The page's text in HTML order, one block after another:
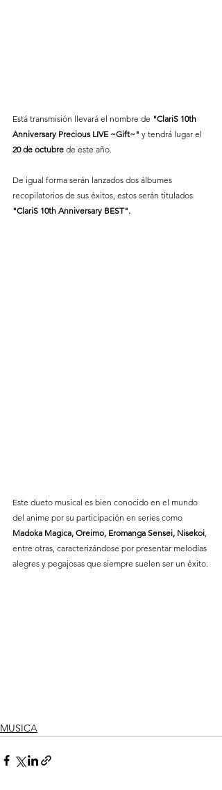
Está transmisión llevará el nombre de "ClariS 10th
Anniversary Precious LIVE ~Gift~" y tendrá lugar el
20 de octubre de este año.
De igual forma serán lanzados dos álbumes
recopilatorios de sus éxitos, estos serán titulados
"ClariS 10th Anniversary BEST".
Este dueto musical es bien conocido en el mundo
del anime por su participación en series como
Madoka Magica, Oreimo, Eromanga Sensei, Nisekoi,
entre otras, caracterizándose por presentar melodías
alegres y pegajosas que siempre suelen ser un éxito.
MUSICA